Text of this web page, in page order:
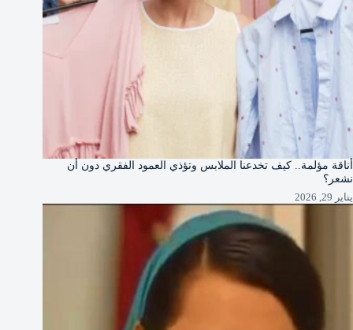
أناقة مؤلمة.. كيف تخدعنا الملابس وتؤذي العمود الفقري دون أن
نشعر؟
يناير 29, 2026